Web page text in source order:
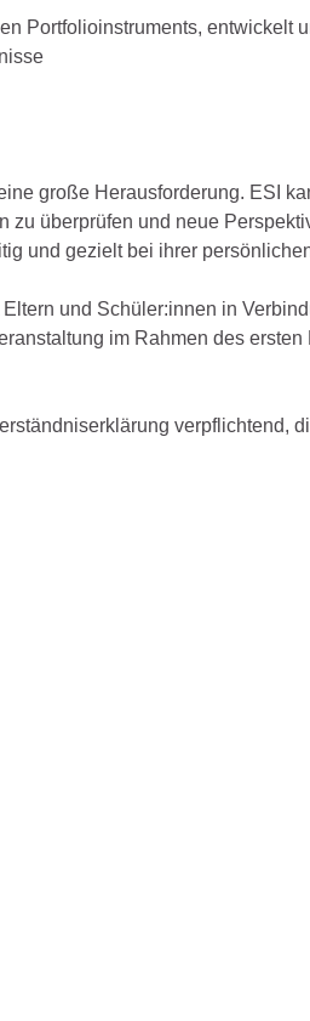
Portfolioinstruments, entwickelt
große Herausforderung. ESI
zu überprüfen und neue
und gezielt bei ihrer
und Schüler:innen in
im Rahmen des
verpflichtend,